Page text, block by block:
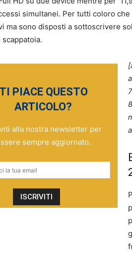
simultanei. Per tutti coloro
ma sono disposti a sottoscrivere
TI PIACE QUESTO
ARTICOLO?
alla nostra newsletter per
sempre aggiornato.